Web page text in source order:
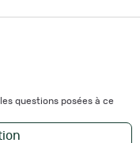
questions posées à ce